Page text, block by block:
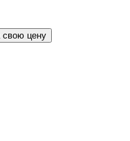
свою цену